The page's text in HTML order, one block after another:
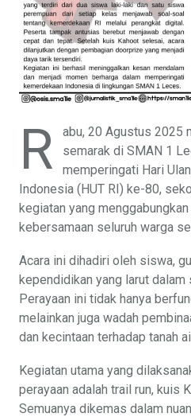
R
abu, 20 Agustus 2025
semarak di SMAN 1
memperingati Hari
Indonesia (HUT RI) ke-80,
kegiatan yang
kebersamaan seluruh warga
Acara ini dihadiri oleh siswa,
kependidikan yang larut dalam
Perayaan ini tidak hanya
melainkan juga wadah
dan kecintaan terhadap tanah
Kegiatan utama yang
perayaan adalah trail run, kuis
Semuanya dikemas dalam